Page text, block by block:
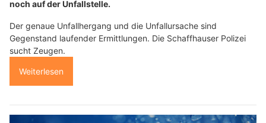
noch auf der Unfallstelle.
Der genaue Unfallhergang und die Unfallursache sind
Gegenstand laufender Ermittlungen. Die Schaffhauser Polizei
sucht Zeugen.
Weiterlesen